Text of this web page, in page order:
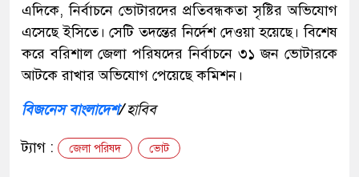
এদিকে, নির্বাচনে ভোটারদের প্রতিবন্ধকতা সৃষ্টির অভিযোগ
এসেছে ইসিতে। সেটি তদন্তের নির্দেশ দেওয়া হয়েছে। বিশেষ
করে বরিশাল জেলা পরিষদের নির্বাচনে ৩১ জন ভোটারকে
আটকে রাখার অভিযোগ পেয়েছে কমিশন।
বিজনেস বাংলাদেশ/হাবিব
ট্যাগ : জেলা পরিষদ ভোট